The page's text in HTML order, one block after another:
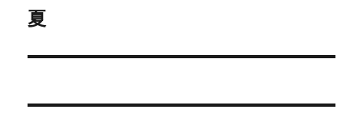
ゲ
ー
次
投
夏